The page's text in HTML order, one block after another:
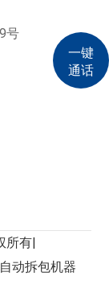
号
所有|
动拆包机器
一键
通话